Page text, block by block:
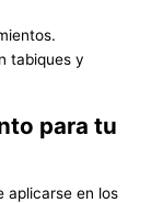
tabiques y
para tu
aplicarse en los